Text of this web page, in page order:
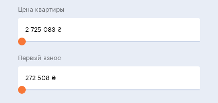
Цена квартиры
2 725 083 ₴
Первый взнос
272 508 ₴